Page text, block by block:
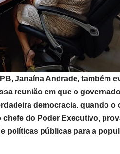
Janaína Andrade, também
reunião em que o
democracia, quando
do Poder Executivo,
políticas públicas para a